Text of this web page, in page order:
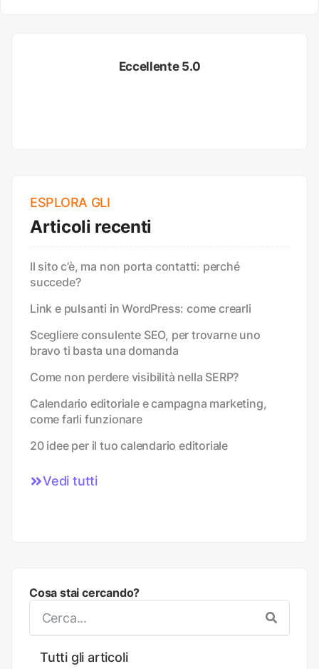
Eccellente 5.0
ESPLORA GLI
Articoli recenti
Il sito c’è, ma non porta contatti: perché
succede?
Link e pulsanti in WordPress: come crearli
Scegliere consulente SEO, per trovarne uno
bravo ti basta una domanda
Come non perdere visibilità nella SERP?
Calendario editoriale e campagna marketing,
come farli funzionare
20 idee per il tuo calendario editoriale
Vedi tutti
Cosa stai cercando?
Tutti gli articoli